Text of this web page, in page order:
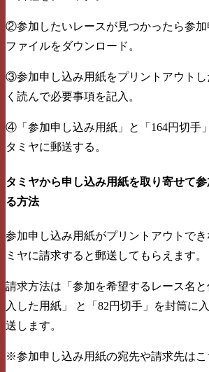
②参加したいレースが見つかったら参加
ファイルをダウンロード。
③参加申し込み用紙をプリントアウトし
く読んで必要事項を記入。
④「参加申し込み用紙」と「164円切手
タミヤに郵送する。
タミヤから申し込み用紙を取り寄せて
る方法
参加申し込み用紙がプリントアウトで
ミヤに請求すると郵送してもらえます。
請求方法は「参加を希望するレース名
入した用紙」 と「82円切手」を封筒に
送します。
※参加申し込み用紙の宛先や請求先はこ